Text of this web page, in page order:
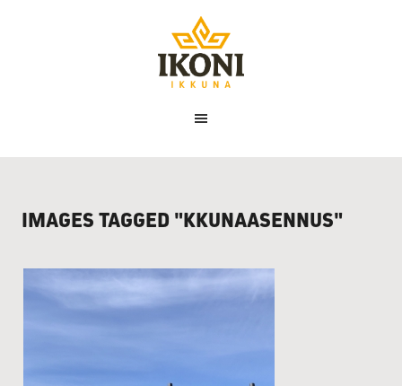
Ikoni
Ikkuna
IMAGES TAGGED "KKUNAASENNUS"